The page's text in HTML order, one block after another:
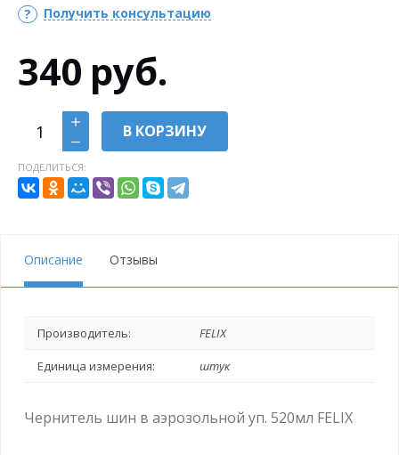
Получить консультацию
340 руб.
В КОРЗИНУ
ПОДЕЛИТЬСЯ:
Описание Отзывы
Производитель: FELIX
Единица измерения: штук
Чернитель шин в аэрозольной уп. 520мл FELIX